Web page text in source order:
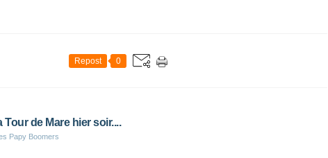
Repost 0
de Mare hier soir....
Papy Boomers